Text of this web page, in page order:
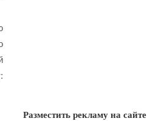
Разместить рекламу на сайте